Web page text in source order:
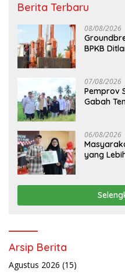
Berita Terbaru
08/08/2026
BPKB
07/08/2026
Pemprov
Gabah
06/08/2026
yang
Arsip Berita
Agustus 2026 (15)